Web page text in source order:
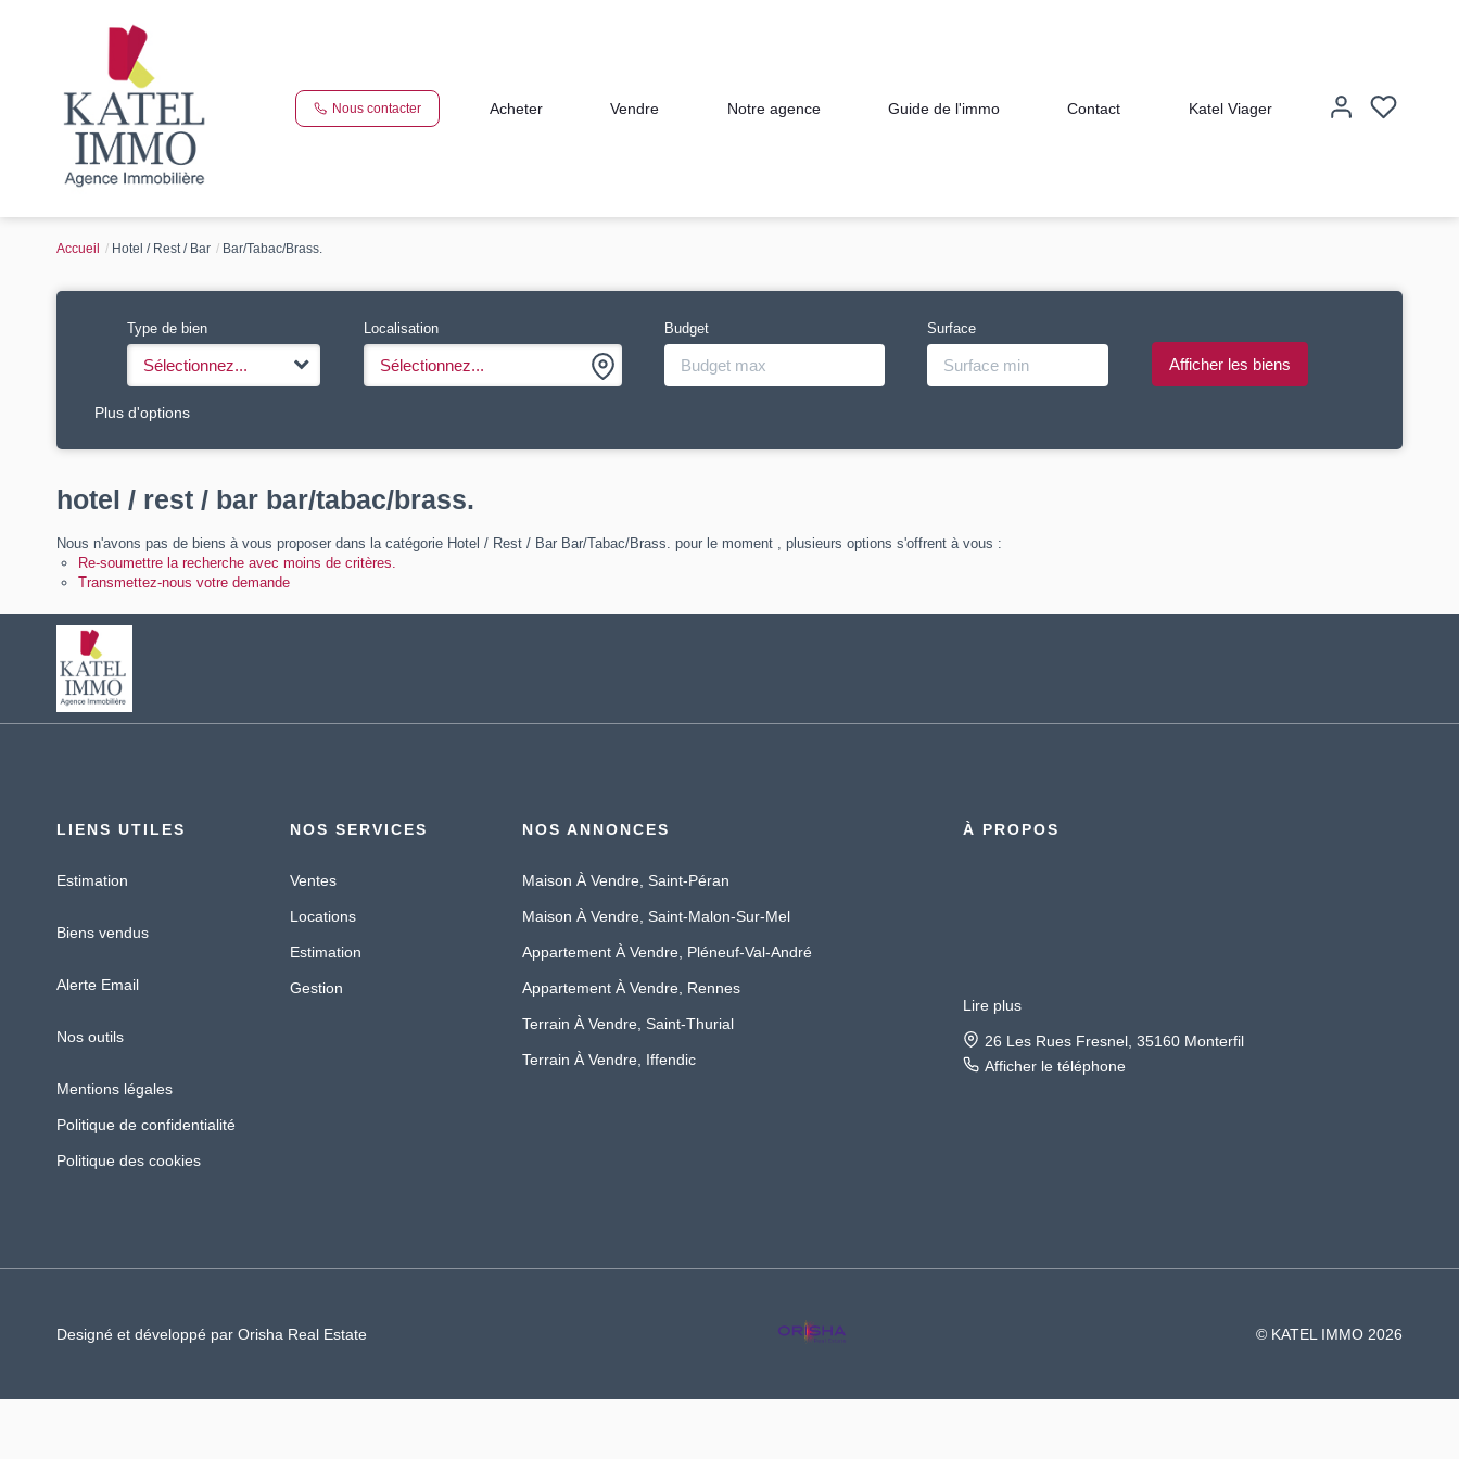
Nous contacter Acheter Vendre Notre agence Guide de l'immo Contact Katel Viager
Accueil Hotel / Rest / Bar Bar/Tabac/Brass.
Type de bien
Sélectionnez...
Localisation
Sélectionnez...
Budget Surface
Plus d'options
hotel / rest / bar bar/tabac/brass.
Nous n'avons pas de biens à vous proposer dans la catégorie Hotel / Rest / Bar Bar/Tabac/Brass. pour le moment , plusieurs options s'offrent à vous :
Re-soumettre la recherche avec moins de critères.
Transmettez-nous votre demande
LIENS UTILES
Estimation
Biens vendus
Alerte Email
Nos outils
Mentions légales
Politique de confidentialité
Politique des cookies
NOS SERVICES
Ventes
Locations
Estimation
Gestion
NOS ANNONCES
Maison À Vendre, Saint-Péran
Maison À Vendre, Saint-Malon-Sur-Mel
Appartement À Vendre, Pléneuf-Val-André
Appartement À Vendre, Rennes
Terrain À Vendre, Saint-Thurial
Terrain À Vendre, Iffendic
À PROPOS
Lire plus
26 Les Rues Fresnel, 35160 Monterfil
Afficher le téléphone
Designé et développé par Orisha Real Estate © KATEL IMMO 2026